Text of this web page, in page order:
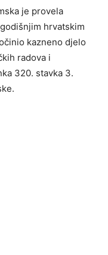
je provela
hrvatskim
kazneno djelo
radova i
320. stavka 3.